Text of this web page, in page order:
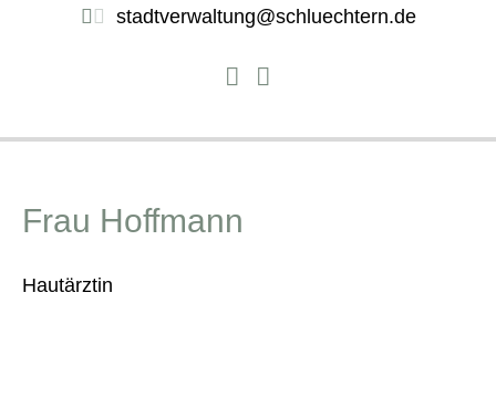
stadtverwaltung@schluechtern.de
Frau Hoffmann
Hautärztin